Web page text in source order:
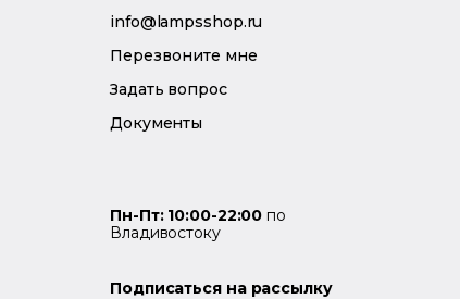
info@lampsshop.ru
Перезвоните мне
Задать вопрос
Документы
Пн-Пт: 10:00-22:00 по
Владивостоку
Подписаться на рассылку